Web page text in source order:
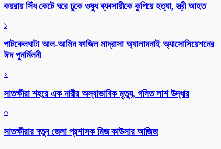
কয়রায় সিঁধ কেটে ঘরে ঢুকে ওষুধ ব্যবসায়ীকে কুপিয়ে হত্যা, স্ত্রী আহত
১
পাটকেলঘাটা আল-আমিন ফাজিল মাদ্রাসা অ্যালামনাই অ্যাসোসিয়েশনের
ঈদ পুনর্মিলনী
২
সাতক্ষীরা শহরে এক নারীর অস্বাভাবিক মৃত্যু, গলিত লাশ উদ্ধার
৩
সাতক্ষীরার নতুন জেলা প্রশাসক মিজ কাউসার আজিজ